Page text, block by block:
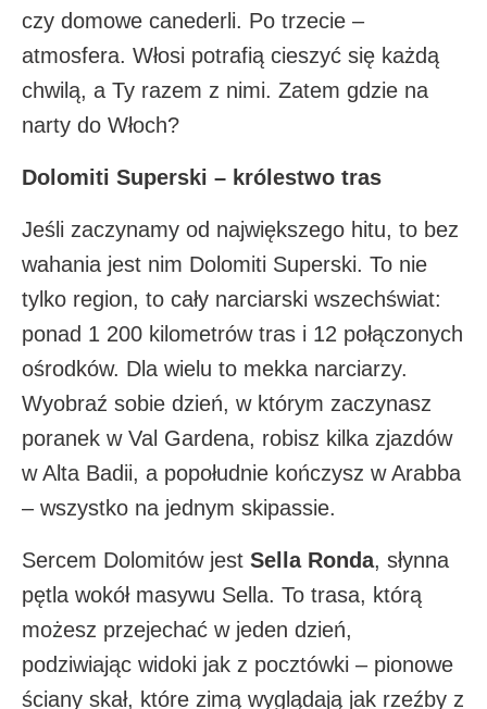
czy domowe canederli. Po trzecie –
atmosfera. Włosi potrafią cieszyć się każdą
chwilą, a Ty razem z nimi. Zatem gdzie na
narty do Włoch?
Dolomiti Superski – królestwo tras
Jeśli zaczynamy od największego hitu, to bez
wahania jest nim Dolomiti Superski. To nie
tylko region, to cały narciarski wszechświat:
ponad 1 200 kilometrów tras i 12 połączonych
ośrodków. Dla wielu to mekka narciarzy.
Wyobraź sobie dzień, w którym zaczynasz
poranek w Val Gardena, robisz kilka zjazdów
w Alta Badii, a popołudnie kończysz w Arabba
– wszystko na jednym skipassie.
Sercem Dolomitów jest Sella Ronda, słynna
pętla wokół masywu Sella. To trasa, którą
możesz przejechać w jeden dzień,
podziwiając widoki jak z pocztówki – pionowe
ściany skał, które zimą wyglądają jak rzeźby z